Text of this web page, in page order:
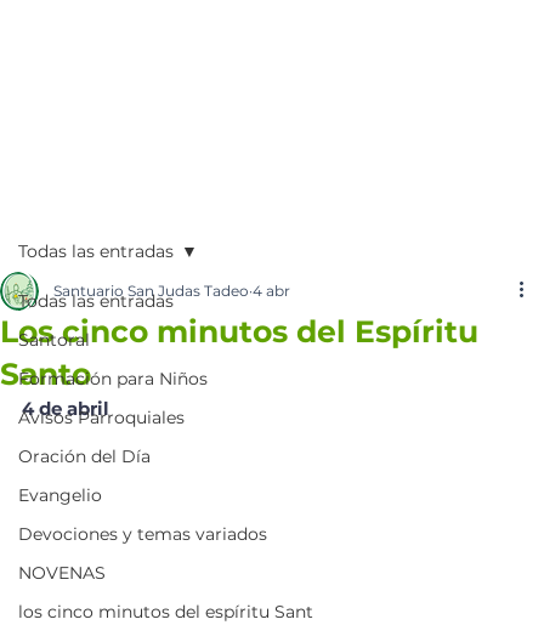
Todas las entradas
Santoral
Formación para Niños
Avisos Parroquiales
Oración del Día
Evangelio
Devociones y temas variados
NOVENAS
los cinco minutos del espíritu Sant
Todas las entradas
Los cinco minutos del Espíritu
Santo
Santuario San Judas Tadeo 4 abr
4 de abril